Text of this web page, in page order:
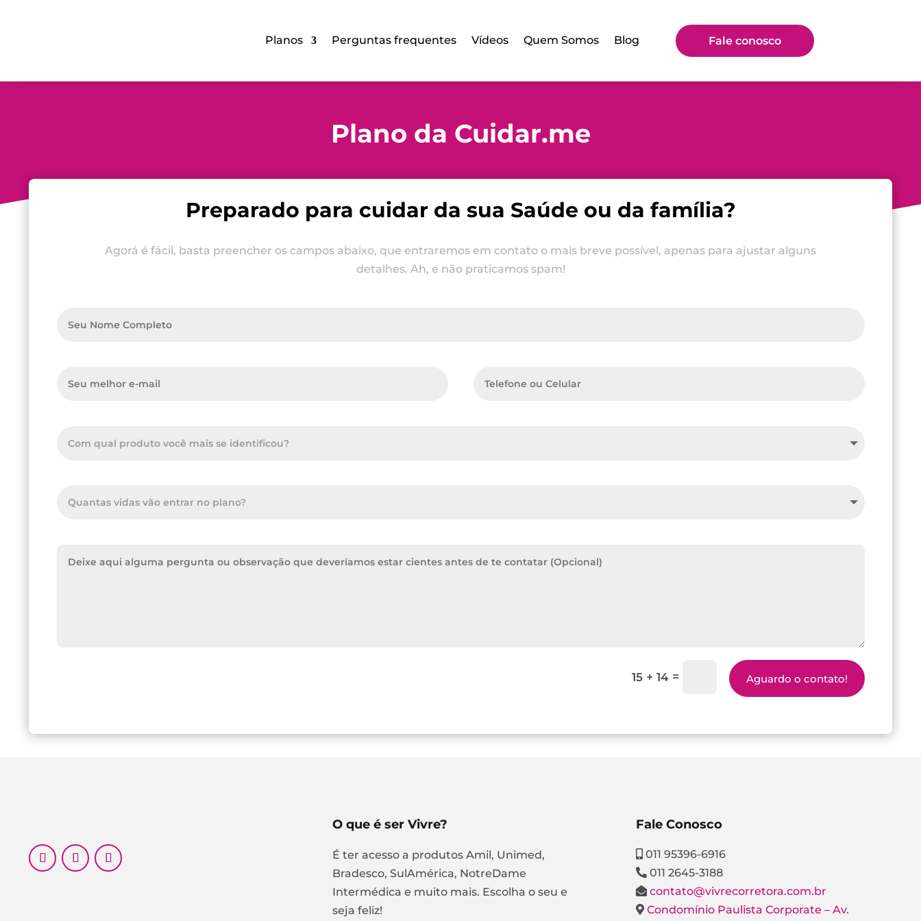
Planos Perguntas frequentes Vídeos Quem Somos Blog Fale conosco
Plano da Cuidar.me
Preparado para cuidar da sua Saúde ou da família?
Agorá é fácil, basta preencher os campos abaixo, que entraremos em contato o mais breve possível, apenas para ajustar alguns
detalhes. Ah, e não praticamos spam!
15 + 14 = Aguardo o contato!
O que é ser Vivre?
É ter acesso a produtos Amil, Unimed,
Bradesco, SulAmérica, NotreDame
Intermédica e muito mais. Escolha o seu e
seja feliz!
Fale Conosco
011 95396-6916
011 2645-3188
contato@vivrecorretora.com.br
Condomínio Paulista Corporate – Av.